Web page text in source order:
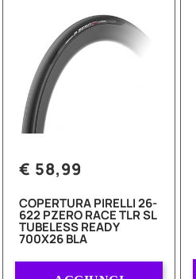
€ 58,99
COPERTURA PIRELLI 26-
622 PZERO RACE TLR SL
TUBELESS READY
700X26 BLA